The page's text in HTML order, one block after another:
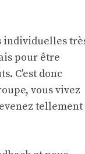
individuelles
pour être
C'est donc
vous vivez
tellement